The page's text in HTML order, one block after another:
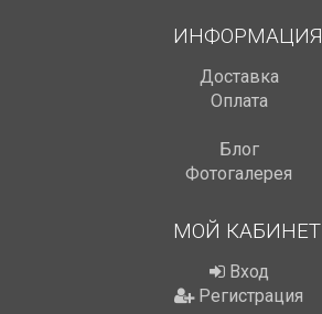
ИНФОРМАЦИЯ
Доставка
Оплата
Блог
Фотогалерея
МОЙ КАБИНЕТ
Вход
Регистрация